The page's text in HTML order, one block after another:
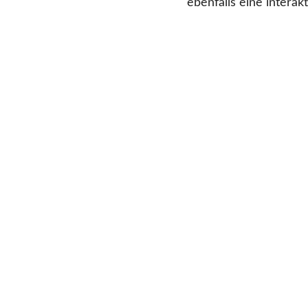
ebenfalls eine